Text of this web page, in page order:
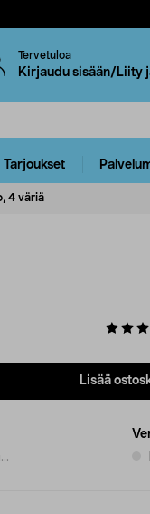
Tervetuloa
Kirjaudu sisään/Liity
Tarjoukset
4 väriä
Lisää